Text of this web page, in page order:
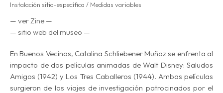
Instalación sitio-específica / Medidas variables
— ver Zine —
— sitio web del museo —
En Buenos Vecinos, Catalina Schliebener Muñoz se enfrenta al
impacto de dos películas animadas de Walt Disney: Saludos
Amigos (1942) y Los Tres Caballeros (1944). Ambas películas
surgieron de los viajes de investigación patrocinados por el